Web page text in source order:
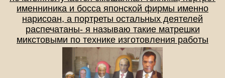
именниника и босса японской фирмы именно
нарисоан, а портреты остальных деятелей
распечатаны- я называю такие матрешки
микстовыми по технике изготовления работы